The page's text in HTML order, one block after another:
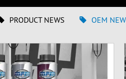
PRODUCT NEWS OEM